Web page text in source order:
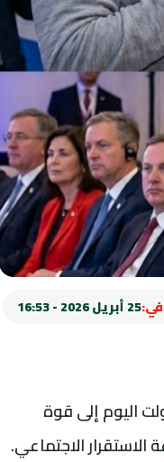
25 أبريل 2026 - 16:53
اليوم إلى قوة
الاجتماعي.